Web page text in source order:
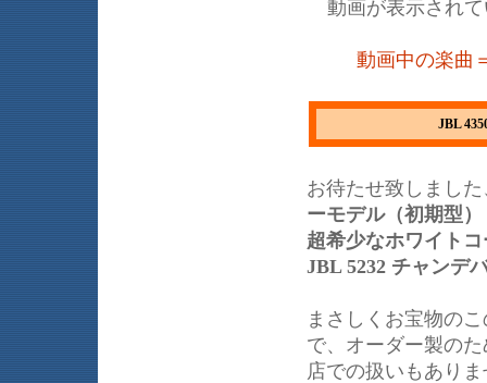
動画が表示され
動画中の楽曲
JBL
お待たせ致しまし
ーモデル（初期型）
超希少なホワイト
JBL 5232 チャンデ
まさしくお宝物の
で、オーダー製の
店での扱いもあり